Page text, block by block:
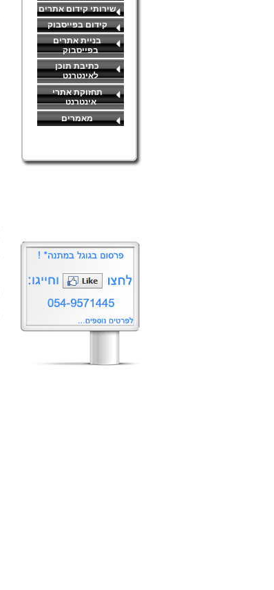
שירותי קידום אתרים
קידום בפייסבוק
בניית אתרים
בפייסבוק
כתיבת תוכן
לאינטרנט
תחזוקת אתרי
אינטרנט
מאמרים